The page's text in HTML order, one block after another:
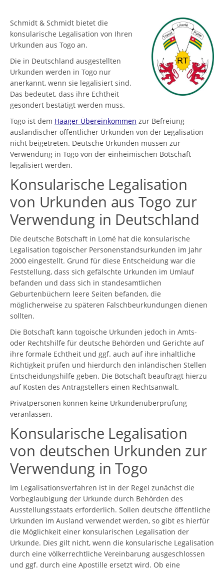
Schmidt & Schmidt bietet die
konsularische Legalisation von Ihren
Urkunden aus Togo an.
Die in Deutschland ausgestellten
Urkunden werden in Togo nur
anerkannt, wenn sie legalisiert sind.
Das bedeutet, dass ihre Echtheit
gesondert bestätigt werden muss.
Togo ist dem Haager Übereinkommen zur Befreiung
ausländischer öffentlicher Urkunden von der Legalisation
nicht beigetreten. Deutsche Urkunden müssen zur
Verwendung in Togo von der einheimischen Botschaft
legalisiert werden.
Konsularische Legalisation
von Urkunden aus Togo zur
Verwendung in Deutschland
Die deutsche Botschaft in Lomé hat die konsularische
Legalisation togoischer Personenstandsurkunden im Jahr
2000 eingestellt. Grund für diese Entscheidung war die
Feststellung, dass sich gefälschte Urkunden im Umlauf
befanden und dass sich in standesamtlichen
Geburtenbüchern leere Seiten befanden, die
möglicherweise zu späteren Falschbeurkundungen dienen
sollten.
Die Botschaft kann togoische Urkunden jedoch in Amts-
oder Rechtshilfe für deutsche Behörden und Gerichte auf
ihre formale Echtheit und ggf. auch auf ihre inhaltliche
Richtigkeit prüfen und hierdurch den inländischen Stellen
Entscheidungshilfe geben. Die Botschaft beauftragt hierzu
auf Kosten des Antragstellers einen Rechtsanwalt.
Privatpersonen können keine Urkundenüberprüfung
veranlassen.
Konsularische Legalisation
von deutschen Urkunden zur
Verwendung in Togo
Im Legalisationsverfahren ist in der Regel zunächst die
Vorbeglaubigung der Urkunde durch Behörden des
Ausstellungsstaats erforderlich. Sollen deutsche öffentliche
Urkunden im Ausland verwendet werden, so gibt es hierfür
die Möglichkeit einer konsularischen Legalisation der
Urkunde. Dies gilt nicht, wenn die konsularische Legalisation
durch eine völkerrechtliche Vereinbarung ausgeschlossen
und ggf. durch eine Apostille ersetzt wird. Ob eine